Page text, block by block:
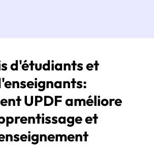
d'étudiants et
UPDF améliore
et